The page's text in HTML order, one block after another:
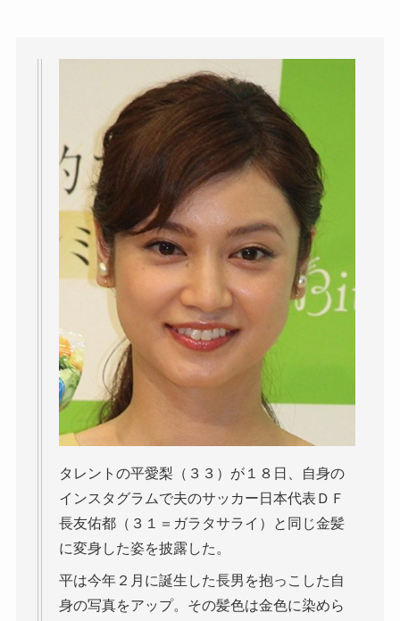
タレントの平愛梨（３３）が１８日、自身の
インスタグラムで夫のサッカー日本代表ＤＦ
長友佑都（３１＝ガラタサライ）と同じ金髪
に変身した姿を披露した。
平は今年２月に誕生した長男を抱っこした自
身の写真をアップ。その髪色は金色に染めら